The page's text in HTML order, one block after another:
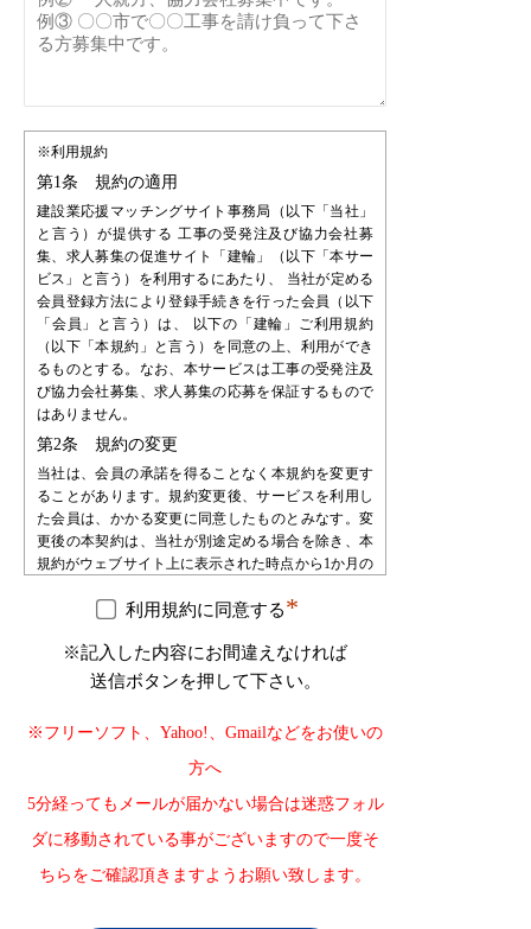
※利用規約
第1条 規約の適用
建設業応援マッチングサイト事務局（以下「当社」
と言う）が提供する 工事の受発注及び協力会社募
集、求人募集の促進サイト「建輪」（以下「本サー
ビス」と言う）を利用するにあたり、 当社が定める
会員登録方法により登録手続きを行った会員（以下
「会員」と言う）は、 以下の「建輪」ご利用規約
（以下「本規約」と言う）を同意の上、利用ができ
るものとする。なお、本サービスは工事の受発注及
び協力会社募集、求人募集の応募を保証するもので
はありません。
第2条 規約の変更
当社は、会員の承諾を得ることなく本規約を変更す
ることがあります。規約変更後、サービスを利用し
た会員は、かかる変更に同意したものとみなす。変
更後の本契約は、当社が別途定める場合を除き、本
規約がウェブサイト上に表示された時点から1か月の
の責任において、確認するものとします。会員は、
立てることはできないものとします。
第3条 会員登録
り申し込みを行うものとします。会員登録の申込み
を受け、必要な審査・手続等を経た後で会員として
承認します。会員は、登録の時点で本規約の内容を
承諾したものとみなします。
第4条 会員登録の不承認
当社は登録審査の結果、登録申込をした自然人・法
人・団体・組織等が以下の何れかに該当することが
利用規約に同意する*
※記入した内容にお間違えなければ
送信ボタンを押して下さい。
※フリーソフト、Yahoo!、Gmailなどをお使いの
方へ
5分経ってもメールが届かない場合は迷惑フォル
ダに移動されている事がございますので一度そ
ちらをご確認頂きますようお願い致します。